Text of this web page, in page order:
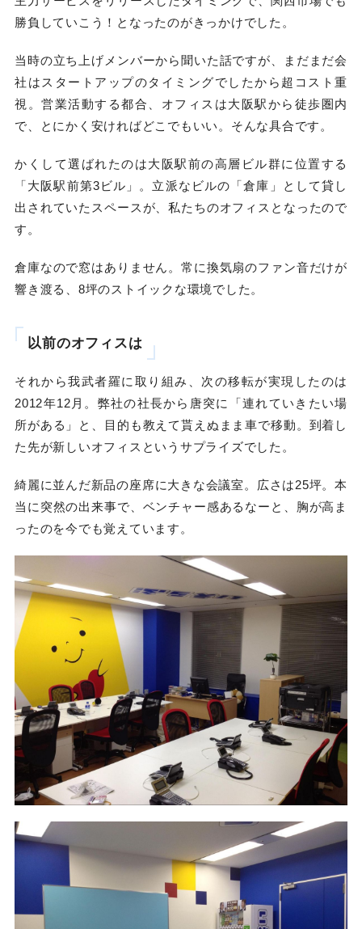
勝負していこう！となったのがきっかけでした。
当時の立ち上げメンバーから聞いた話ですが、まだまだ会
社はスタートアップのタイミングでしたから超コスト重
視。営業活動する都合、オフィスは大阪駅から徒歩圏内
で、とにかく安ければどこでもいい。そんな具合です。
かくして選ばれたのは大阪駅前の高層ビル群に位置する
「大阪駅前第3ビル」。立派なビルの「倉庫」として貸し
出されていたスペースが、私たちのオフィスとなったので
す。
倉庫なので窓はありません。常に換気扇のファン音だけが
響き渡る、8坪のストイックな環境でした。
以前のオフィスは
それから我武者羅に取り組み、次の移転が実現したのは
2012年12月。弊社の社長から唐突に「連れていきたい場
所がある」と、目的も教えて貰えぬまま車で移動。到着し
た先が新しいオフィスというサプライズでした。
綺麗に並んだ新品の座席に大きな会議室。広さは25坪。本
当に突然の出来事で、ベンチャー感あるなーと、胸が高ま
ったのを今でも覚えています。